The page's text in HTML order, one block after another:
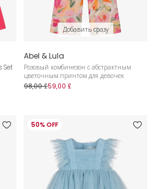
Set
Добавить сразу
Abel & Lula
Розовый комбинезон с абстрактным
цветочным принтом для девочек
98,00 £59,00 £
50% OFF